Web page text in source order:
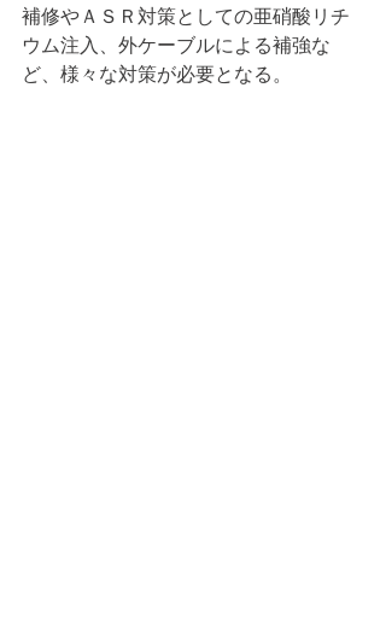
補修やＡＳＲ対策としての亜硝酸リチ
ウム注入、外ケーブルによる補強な
ど、様々な対策が必要となる。